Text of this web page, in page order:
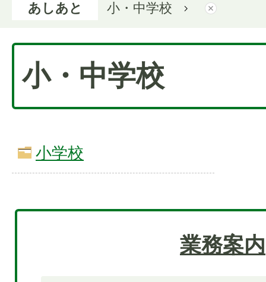
あしあと
小・中学校
小・中学校
小学校
業務案内